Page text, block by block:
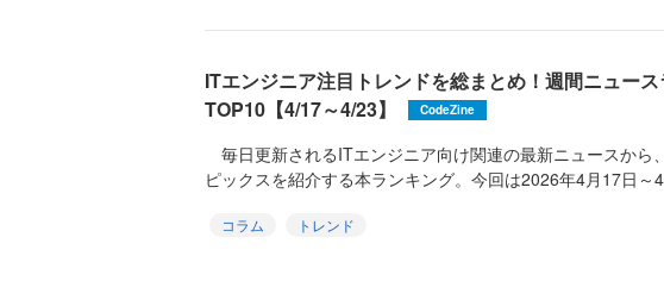
ITエンジニア注目トレンドを総まとめ！週間ニュー
TOP10【4/17～4/23】
CodeZine
毎日更新されるITエンジニア向け関連の最新ニュースから
ピックスを紹介する本ランキング。今回は2026年4月17日～
コラム
トレンド